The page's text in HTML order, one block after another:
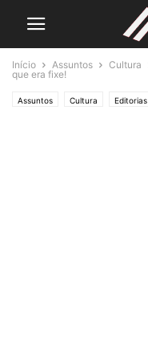
Início Assuntos Cultura
que era fixe!
Assuntos Cultura Editorias